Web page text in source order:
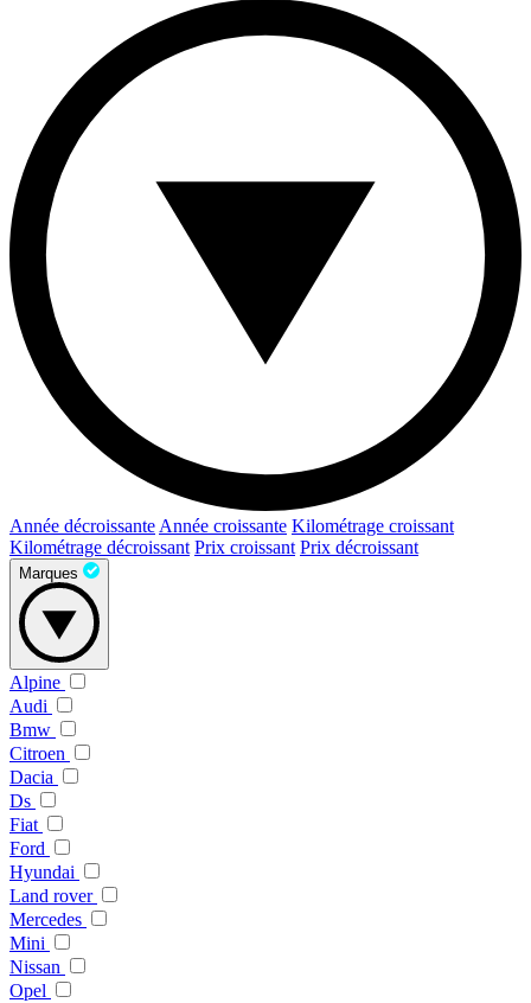
Année décroissante Année croissante Kilométrage croissant
Kilométrage décroissant Prix croissant Prix décroissant
Marques
Alpine
Audi
Bmw
Citroen
Dacia
Ds
Fiat
Ford
Hyundai
Land rover
Mercedes
Mini
Nissan
Opel